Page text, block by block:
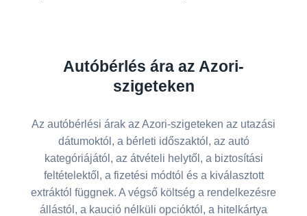
Autóbérlés ára az Azori-
szigeteken
Az autóbérlési árak az Azori-szigeteken az utazási
dátumoktól, a bérleti időszaktól, az autó
kategóriájától, az átvételi helytől, a biztosítási
feltételektől, a fizetési módtól és a kiválasztott
extráktól függnek. A végső költség a rendelkezésre
állástól, a kaució nélküli opcióktól, a hitelkártya